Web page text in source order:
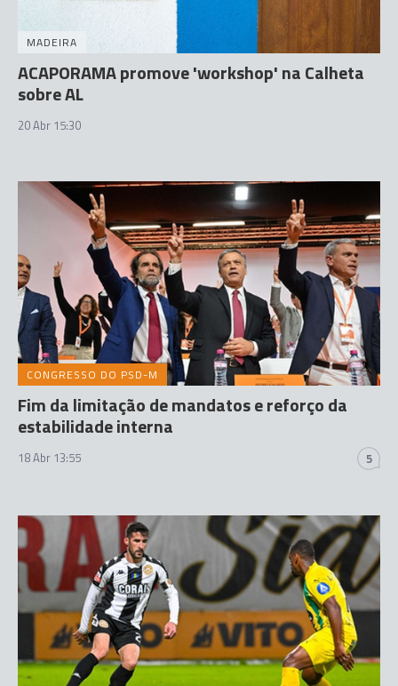
MADEIRA
ACAPORAMA promove 'workshop' na Calheta
sobre AL
20 Abr 15:30
CONGRESSO DO PSD-M
Fim da limitação de mandatos e reforço da
estabilidade interna
18 Abr 13:55 5